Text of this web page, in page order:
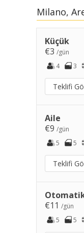
Milano,
Küçük
€3 /gün
4
3
Teklifi
Aile
€9 /gün
5
5
Teklifi
€11 /gün
5
5